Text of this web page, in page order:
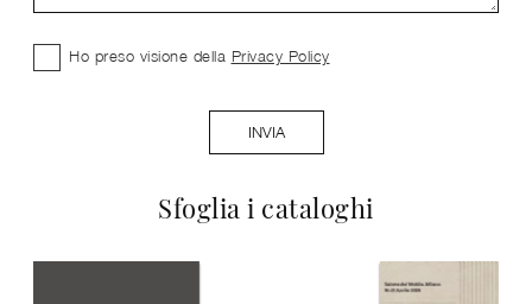
Sfoglia i cataloghi
Ho preso visione della Privacy Policy
INVIA